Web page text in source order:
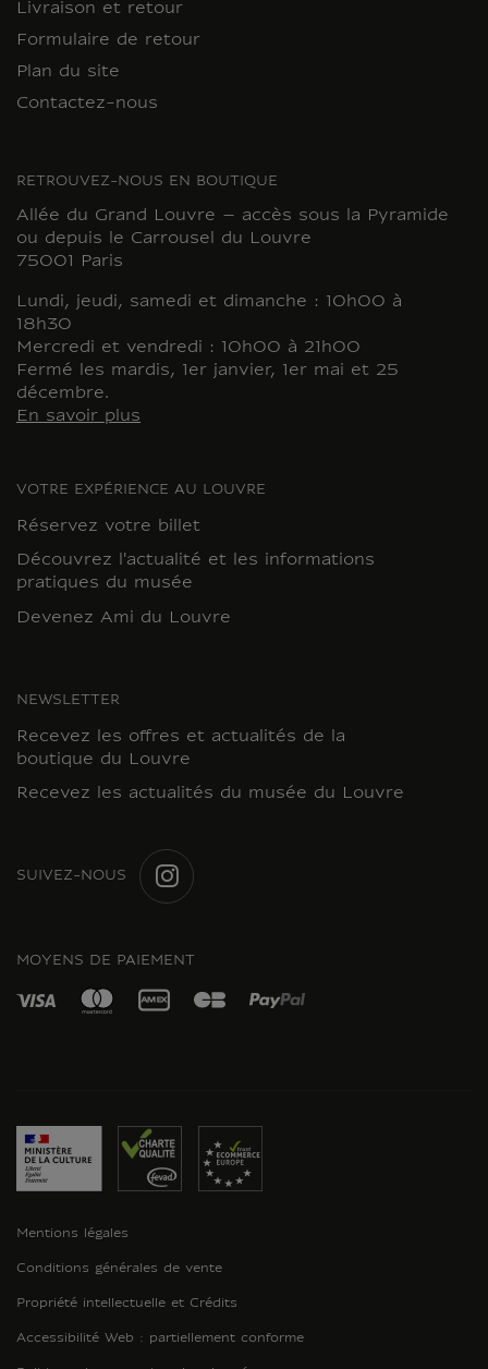
Livraison et retour
Formulaire de retour
Plan du site
Contactez-nous
RETROUVEZ-NOUS EN BOUTIQUE
Allée du Grand Louvre – accès sous la Pyramide
ou depuis le Carrousel du Louvre
75001 Paris
Lundi, jeudi, samedi et dimanche : 10h00 à
18h30
Mercredi et vendredi : 10h00 à 21h00
Fermé les mardis, 1er janvier, 1er mai et 25
décembre.
En savoir plus
VOTRE EXPÉRIENCE AU LOUVRE
Réservez votre billet
Découvrez l'actualité et les informations
pratiques du musée
Devenez Ami du Louvre
NEWSLETTER
Recevez les offres et actualités de la
boutique du Louvre
Recevez les actualités du musée du Louvre
SUIVEZ-NOUS
MOYENS DE PAIEMENT
Mentions légales
Conditions générales de vente
Propriété intellectuelle et Crédits
Accessibilité Web : partiellement conforme